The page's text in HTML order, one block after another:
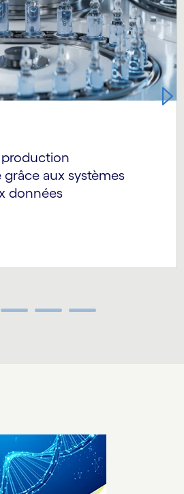
production
aux systèmes
données